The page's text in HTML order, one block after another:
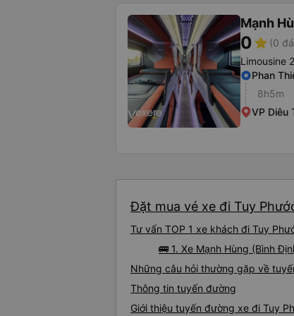
Mạnh
0star (0
Limousine
Phan
8h5m
VP Diêu
Đặt mua vé xe đi Tuy
Tư vấn TOP 1 xe khách đi Tuy
🚌 1. Xe Mạnh Hùng (Bình
Những câu hỏi thường gặp về
Thông tin tuyến đường
Giới thiệu tuyến đường xe đi Tuy